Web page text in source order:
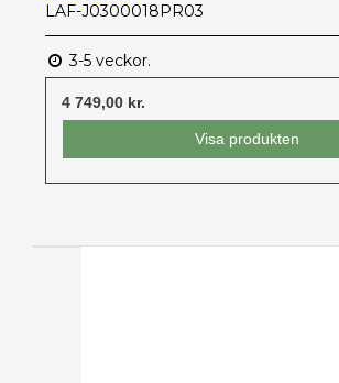
LAF-J0300018PR03
3-5 veckor.
4 749,00 kr.
Visa produkten